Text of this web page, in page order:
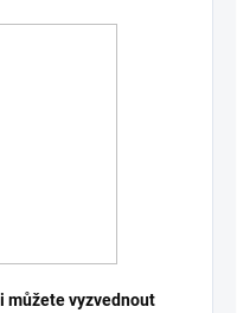
můžete vyzvednout